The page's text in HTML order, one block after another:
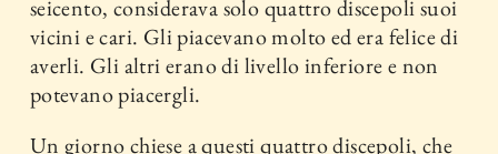
seicento, considerava solo quattro discepoli suoi
vicini e cari. Gli piacevano molto ed era felice di
averli. Gli altri erano di livello inferiore e non
potevano piacergli.
Un giorno chiese a questi quattro discepoli, che